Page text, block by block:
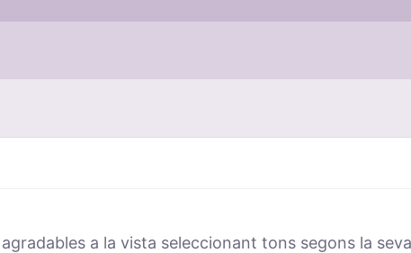
a la vista seleccionant tons segons la